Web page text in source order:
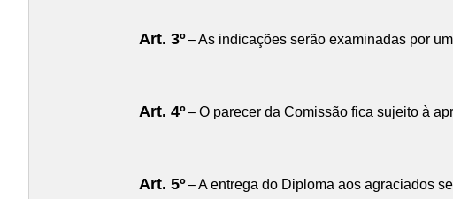
Art. 3º– As indicações serão examinadas por
Art. 4º– O parecer da Comissão fica sujeito à
Art. 5º– A entrega do Diploma aos agraciados